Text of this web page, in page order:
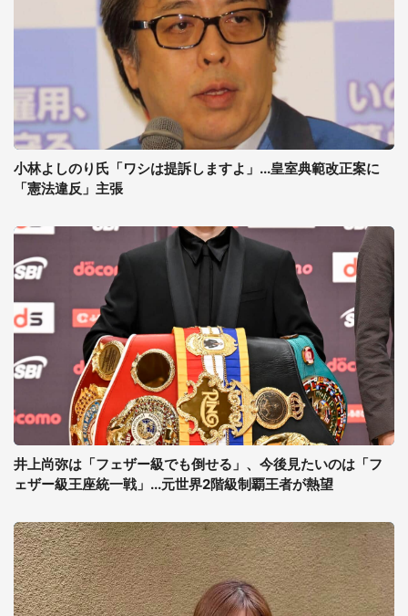
小林よしのり氏「ワシは提訴しますよ」...皇室典範改正案に
「憲法違反」主張
井上尚弥は「フェザー級でも倒せる」、今後見たいのは「フ
ェザー級王座統一戦」...元世界2階級制覇王者が熱望